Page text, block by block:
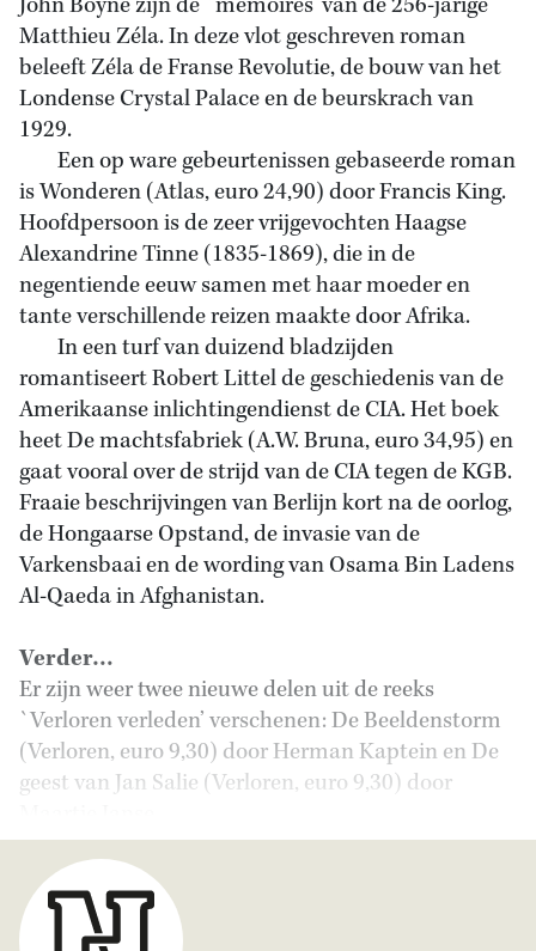
Matthieu Zéla. In deze vlot geschreven roman
beleeft Zéla de Franse Revolutie, de bouw van het
Londense Crystal Palace en de beurskrach van
1929.
Een op ware gebeurtenissen gebaseerde roman
is Wonderen (Atlas, euro 24,90) door Francis King.
Hoofdpersoon is de zeer vrijgevochten Haagse
Alexandrine Tinne (1835-1869), die in de
negentiende eeuw samen met haar moeder en
tante verschillende reizen maakte door Afrika.
In een turf van duizend bladzijden
romantiseert Robert Littel de geschiedenis van de
Amerikaanse inlichtingendienst de CIA. Het boek
heet De machtsfabriek (A.W. Bruna, euro 34,95) en
gaat vooral over de strijd van de CIA tegen de KGB.
Fraaie beschrijvingen van Berlijn kort na de oorlog,
de Hongaarse Opstand, de invasie van de
Varkensbaai en de wording van Osama Bin Ladens
Al-Qaeda in Afghanistan.
Verder…
Er zijn weer twee nieuwe delen uit de reeks
`Verloren verleden’ verschenen: De Beeldenstorm
(Verloren, euro 9,30) door Herman Kaptein en De
geest van Jan Salie (Verloren, euro 9,30) door